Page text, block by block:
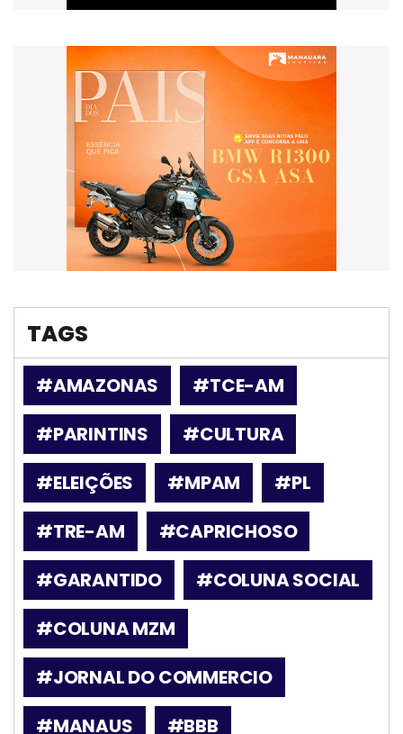
TAGS
#AMAZONAS
#TCE-AM
#PARINTINS
#CULTURA
#ELEIÇÕES
#MPAM
#PL
#TRE-AM
#CAPRICHOSO
#GARANTIDO
#COLUNA SOCIAL
#COLUNA MZM
#JORNAL DO COMMERCIO
#MANAUS
#BBB